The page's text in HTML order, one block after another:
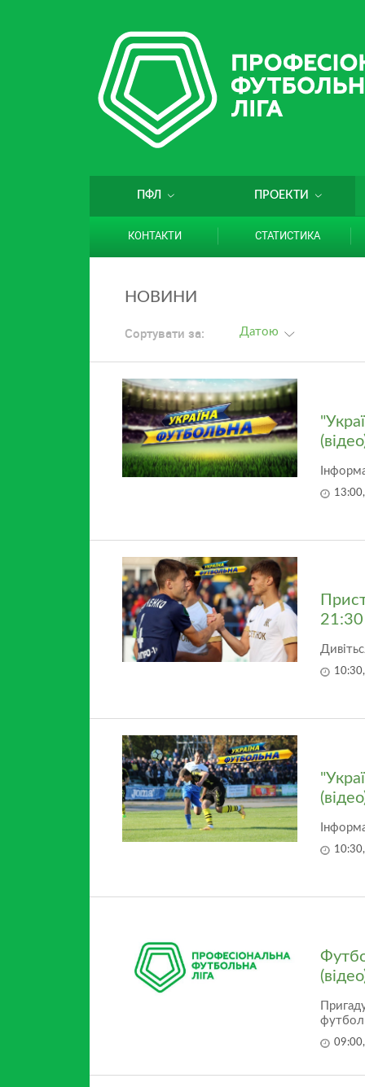
ПФЛ ПРОЕКТИ
КОНТАКТИ СТАТИСТИКА
НОВИНИ
Сортувати за: Датою
21:30